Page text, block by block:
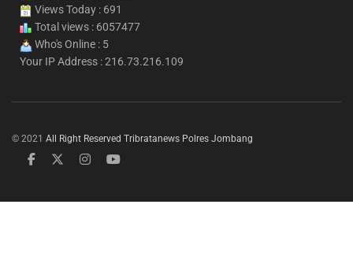
Views Today : 691
Total views : 6057477
Who's Online : 5
Your IP Address : 216.73.216.109
© 2021 All Right Reserved Tribratanews Polres Jombang